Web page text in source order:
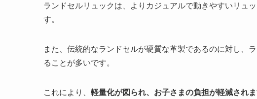
ランドセルリュックは、よりカジュアルで動きやすいリュ
す。
また、伝統的なランドセルが硬質な革製であるのに対し、
ることが多いです。
これにより、 軽量化が図られ、お子さまの負担が軽減されま